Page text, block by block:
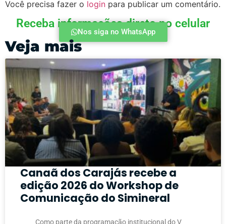
Você precisa fazer o login para publicar um comentário.
Receba informações direto no celular
Nos siga no WhatsApp
Veja mais
Canaã dos Carajás recebe a
edição 2026 do Workshop de
Comunicação do Simineral
Como parte da programação institucional do V